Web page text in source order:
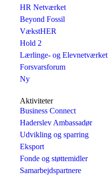
HR Netværket
Beyond Fossil
VækstHER
Hold 2
Lærlinge- og Elevnetværket
Forsvarsforum
Ny
Aktiviteter
Business Connect
Haderslev Ambassadør
Udvikling og sparring
Eksport
Fonde og støttemidler
Samarbejdspartnere